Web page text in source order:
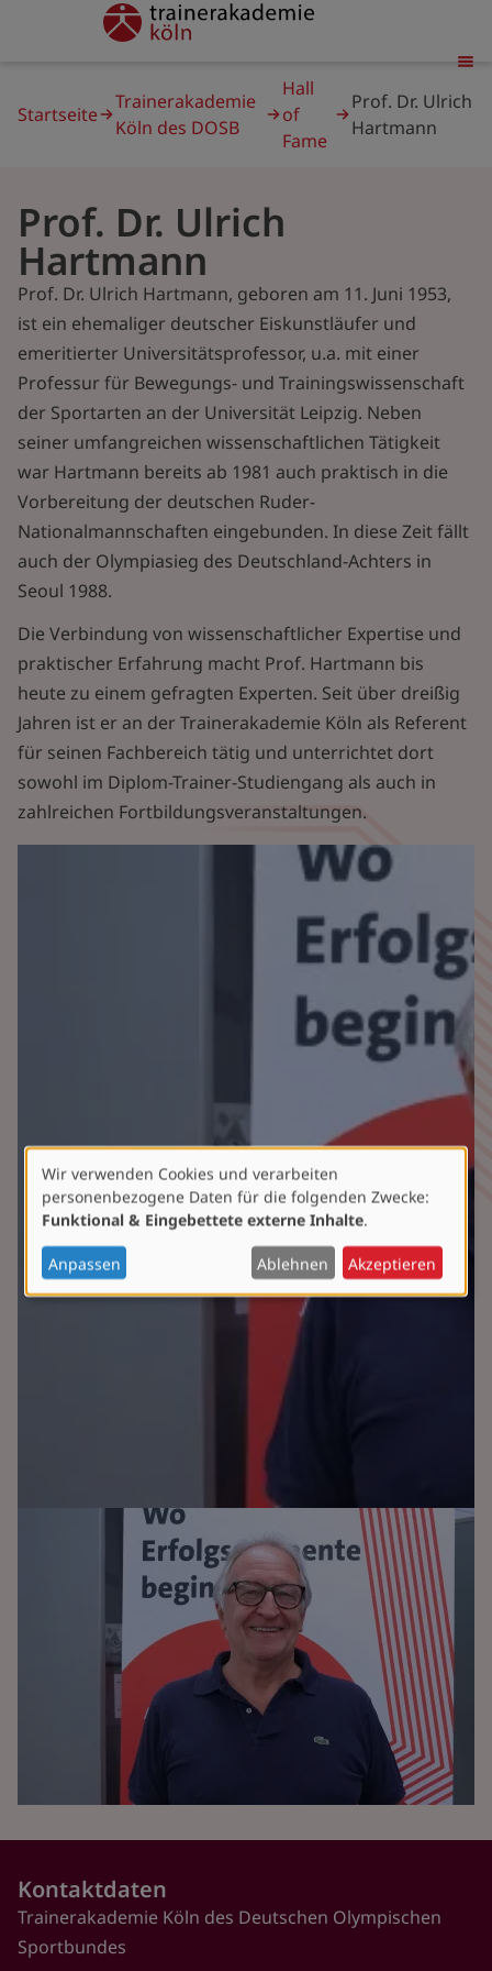
trainerakademie
Startseite
Trainerakademie
Köln des DOSB
Hall
of
Fame
Prof. Dr. Ulrich
Hartmann
Prof. Dr. Ulrich
Hartmann
Prof. Dr. Ulrich Hartmann, geboren am 11. Juni 1953,
ist ein ehemaliger deutscher Eiskunstläufer und
emeritierter Universitätsprofessor, u.a. mit einer
Professur für Bewegungs- und Trainingswissenschaft
der Sportarten an der Universität Leipzig. Neben
seiner umfangreichen wissenschaftlichen Tätigkeit
war Hartmann bereits ab 1981 auch praktisch in die
Vorbereitung der deutschen Ruder-
Nationalmannschaften eingebunden. In diese Zeit fällt
auch der Olympiasieg des Deutschland-Achters in
Seoul 1988.
Die Verbindung von wissenschaftlicher Expertise und
praktischer Erfahrung macht Prof. Hartmann bis
heute zu einem gefragten Experten. Seit über dreißig
Jahren ist er an der Trainerakademie Köln als Referent
für seinen Fachbereich tätig und unterrichtet dort
sowohl im Diplom-Trainer-Studiengang als auch in
zahlreichen Fortbildungsveranstaltungen.
Kontaktdaten
Trainerakademie Köln des Deutschen Olympischen
Sportbundes
Verwendung
von
personenbezogenen
Daten
und
Cookies
Wir verwenden Cookies und verarbeiten
personenbezogene Daten für die folgenden Zwecke:
Funktional & Eingebettete externe Inhalte.
Anpassen Ablehnen Akzeptieren